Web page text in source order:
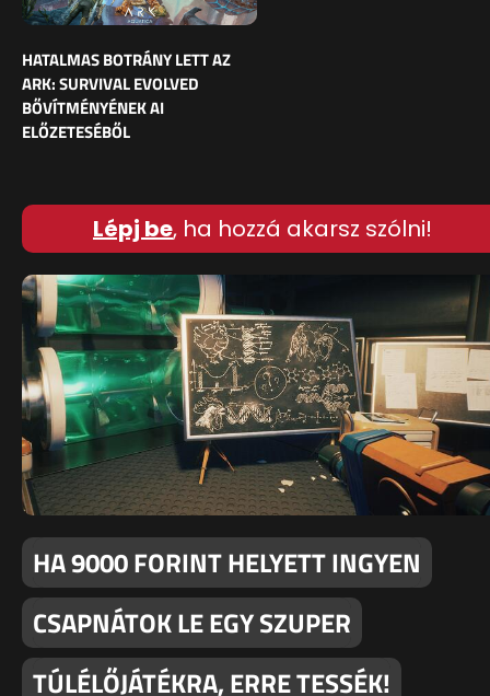
HATALMAS BOTRÁNY LETT AZ
ARK: SURVIVAL EVOLVED
BŐVÍTMÉNYÉNEK AI
ELŐZETESÉBŐL
Lépj be, ha hozzá akarsz szólni!
HA 9000 FORINT HELYETT INGYEN
CSAPNÁTOK LE EGY SZUPER
TÚLÉLŐJÁTÉKRA, ERRE TESSÉK!